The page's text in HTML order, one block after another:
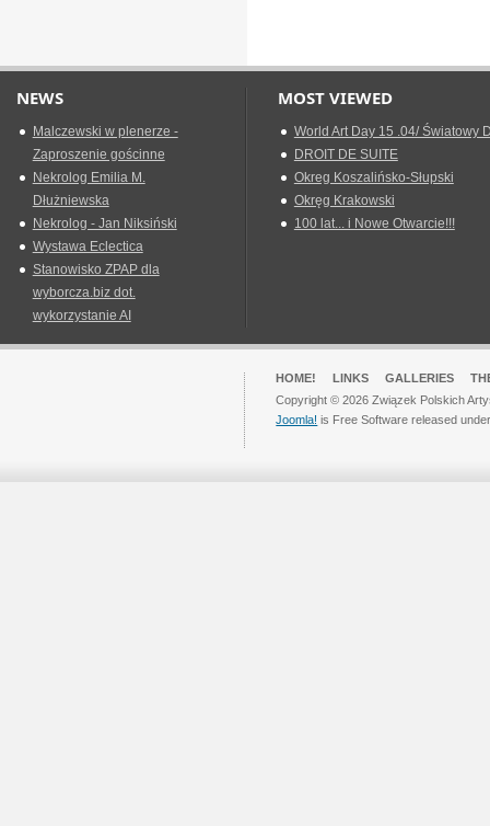
NEWS
Malczewski w plenerze -
Zaproszenie gościnne
Nekrolog Emilia M.
Dłużniewska
Nekrolog - Jan Niksiński
Wystawa Eclectica
Stanowisko ZPAP dla
wyborcza.biz dot.
wykorzystanie AI
MOST VIEWED
World Art Day 15 .04/ Światowy
DROIT DE SUITE
Okreg Koszalińsko-Słupski
Okręg Krakowski
100 lat... i Nowe Otwarcie!!!
HOME! LINKS GALLERIES
Copyright © 2026 Związek Polskich
Joomla! is Free Software released